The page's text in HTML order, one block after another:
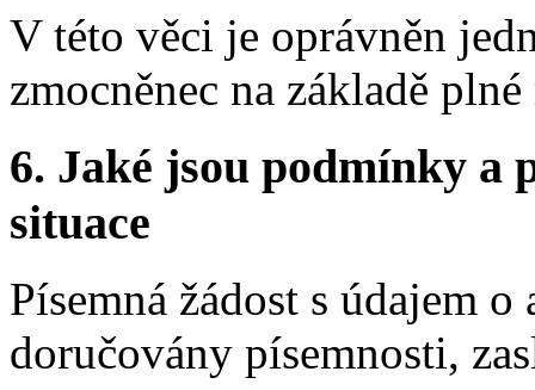
V této věci je oprávněn
zmocněnec na základě
6. Jaké jsou podmínky a
situace
Písemná žádost s údajem
doručovány písemnosti,